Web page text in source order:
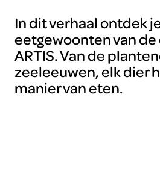
In dit verhaal ontdek
eetgewoonten van de
ARTIS. Van de
zeeleeuwen, elk dier
manier van eten.